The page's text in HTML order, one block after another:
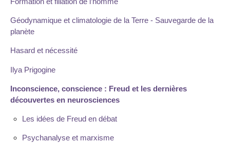
Géodynamique et climatologie de la Terre - Sauvegarde de la
planète
Hasard et nécessité
Ilya Prigogine
Inconscience, conscience : Freud et les dernières
découvertes en neurosciences
Les idées de Freud en débat
Psychanalyse et marxisme